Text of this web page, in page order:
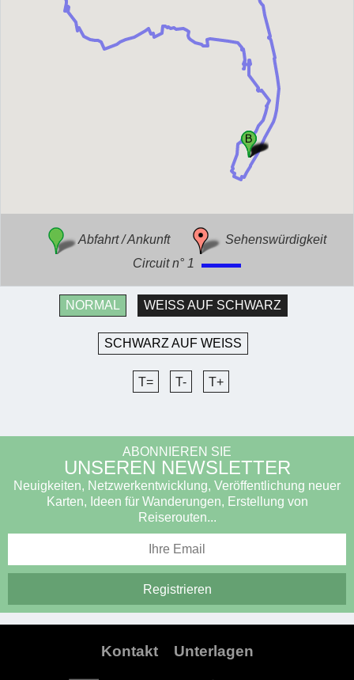
Abfahrt / Ankunft
Sehenswürdigkeit
Circuit n° 1
NORMAL WEISS AUF SCHWARZ
SCHWARZ AUF WEISS
T= T- T+
ABONNIEREN SIE
UNSEREN NEWSLETTER
Neuigkeiten, Netzwerkentwicklung, Veröffentlichung neuer
Karten, Ideen für Wanderungen, Erstellung von
Reiserouten...
Kontakt Unterlagen